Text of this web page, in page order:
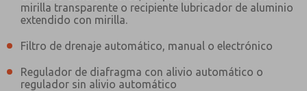
mirilla transparente o recipiente lubricador de aluminio
extendido con mirilla.
Filtro de drenaje automático, manual o electrónico
Regulador de diafragma con alivio automático o
regulador sin alivio automático